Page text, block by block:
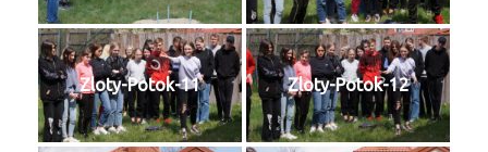
Zloty-Potok-11 Zloty-Potok-12